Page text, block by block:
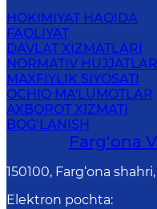
HOKIMIYAT HAQIDA
FAOLIYAT
DAVLAT XIZMATLARI
NORMATIV HUJJATLAR
MAXFIYLIK SIYOSATI
OCHIQ MA'LUMOTLAR
AXBOROT XIZMATI
BOG‘LANISH
Farg‘оnа
150100, Fаrg‘оnа
Elektron pochta: